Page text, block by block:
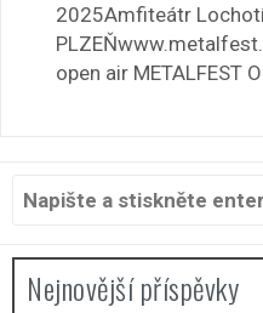
2025Amfiteátr
open air METALFEST
Hledat:
Nejnovější příspěvky